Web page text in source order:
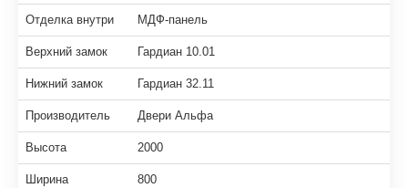
Отделка внутри МДФ-панель
Верхний замок Гардиан 10.01
Нижний замок Гардиан 32.11
Производитель Двери Альфа
Высота 2000
Ширина 800